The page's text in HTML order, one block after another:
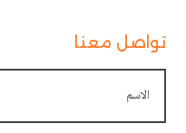
تواصل معنا